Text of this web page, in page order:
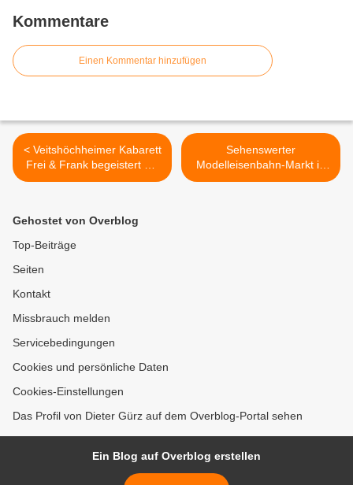
Kommentare
Einen Kommentar hinzufügen
< Veitshöchheimer Kabarett
Frei & Frank begeistert mit
"Keine Ahnung" -
Sehenswerter
Modelleisenbahn-Markt in
den Veitshöchheimer
Gehostet von Overblog
Top-Beiträge
Seiten
Kontakt
Missbrauch melden
Servicebedingungen
Cookies und persönliche Daten
Cookies-Einstellungen
Das Profil von Dieter Gürz auf dem Overblog-Portal sehen
Ein Blog auf Overblog erstellen